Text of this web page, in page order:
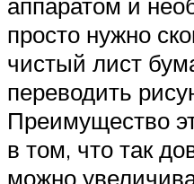
просто нужно
чистый лист
переводить
Преимущество
в том, что так
можно